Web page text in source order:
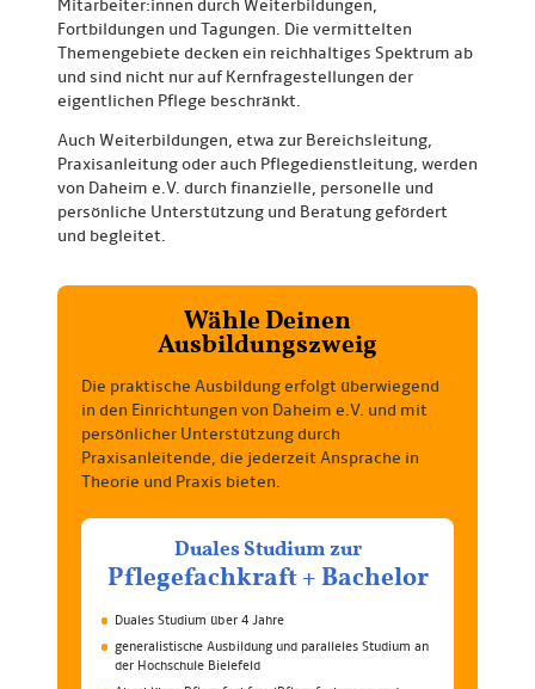
Mitarbeiter:innen durch Weiterbildungen,
Fortbildungen und Tagungen. Die vermittelten
Themengebiete decken ein reichhaltiges Spektrum ab
und sind nicht nur auf Kernfragestellungen der
eigentlichen Pflege beschränkt.
Auch Weiterbildungen, etwa zur Bereichsleitung,
Praxisanleitung oder auch Pflegedienstleitung, werden
von Daheim e.V. durch finanzielle, personelle und
persönliche Unterstützung und Beratung gefördert
und begleitet.
Wähle Deinen
Ausbildungszweig
Die praktische Ausbildung erfolgt überwiegend
in den Einrichtungen von Daheim e.V. und mit
persönlicher Unterstützung durch
Praxisanleitende, die jederzeit Ansprache in
Theorie und Praxis bieten.
Duales Studium zur
Pflege­fachkraft + Bachelor
Duales Studium über 4 Jahre
generalistische Ausbildung und paralleles Studium an
der Hochschule Bielefeld